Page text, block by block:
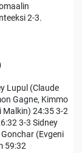
2-3.
Lupul (Claude
Gagne, Kimmo
Malkin) 24:35 3-2
3-3 Sidney
(Evgeni
59:32